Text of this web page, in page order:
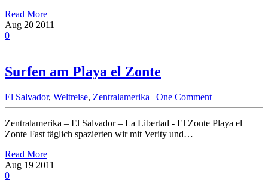
Read More
Aug 20 2011
0
Surfen am Playa el Zonte
El Salvador, Weltreise, Zentralamerika | One Comment
Zentralamerika – El Salvador – La Libertad - El Zonte Playa el
Zonte Fast täglich spazierten wir mit Verity und…
Read More
Aug 19 2011
0